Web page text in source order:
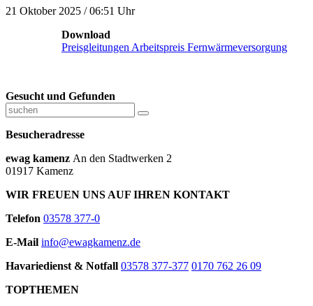
21 Oktober 2025 / 06:51 Uhr
Download
Preisgleitungen Arbeitspreis Fernwärmeversorgung
Gesucht und Gefunden
Besucheradresse
ewag kamenz An den Stadtwerken 2
01917 Kamenz
WIR FREUEN UNS AUF IHREN KONTAKT
Telefon 03578 377-0
E-Mail info@ewagkamenz.de
Havariedienst & Notfall 03578 377-377 0170 762 26 09
TOPTHEMEN